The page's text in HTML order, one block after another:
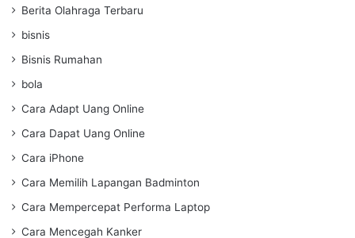
Berita Olahraga Terbaru
bisnis
Bisnis Rumahan
bola
Cara Adapt Uang Online
Cara Dapat Uang Online
Cara iPhone
Cara Memilih Lapangan Badminton
Cara Mempercepat Performa Laptop
Cara Mencegah Kanker